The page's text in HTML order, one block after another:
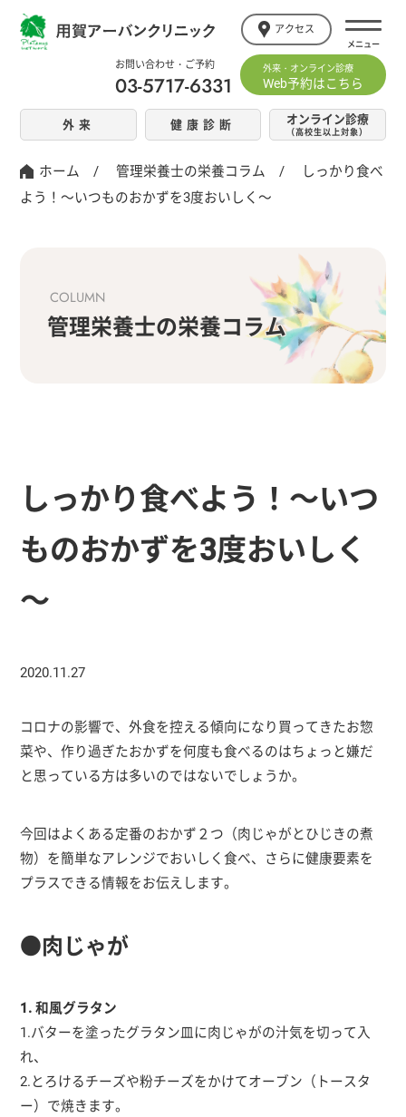
お問い合わせ・ご予約
03-5717-6331
外来・オンライン診療
Web予約はこちら
アクセス
外来 健康診断 オンライン診療
（高校生以上対象）
ホーム /管理栄養士の栄養コラム /
しっかり食べ
よう！～いつものおかずを3度おいしく～
COLUMN
管理栄養士の栄養コラム
しっかり食べよう！～いつ
ものおかずを3度おいしく
～
2020.11.27
コロナの影響で、外食を控える傾向になり買ってきたお惣
菜や、作り過ぎたおかずを何度も食べるのはちょっと嫌だ
と思っている方は多いのではないでしょうか。
今回はよくある定番のおかず２つ（肉じゃがとひじきの煮
物）を簡単なアレンジでおいしく食べ、さらに健康要素を
プラスできる情報をお伝えします。
●肉じゃが
1. 和風グラタン
1.バターを塗ったグラタン皿に肉じゃがの汁気を切って入
れ、
2.とろけるチーズや粉チーズをかけてオーブン（トースタ
ー）で焼きます。